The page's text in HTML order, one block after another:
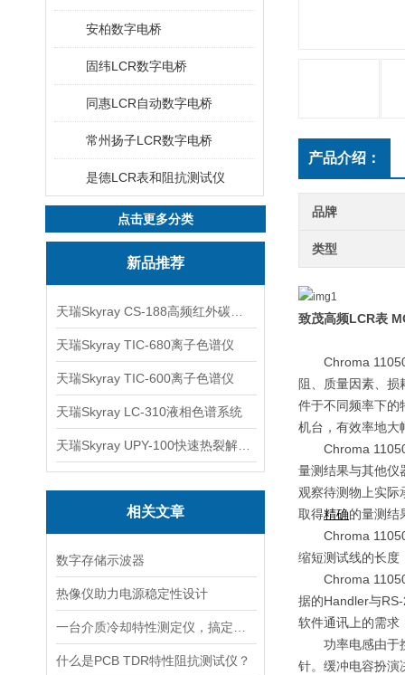
安柏数字电桥
固纬LCR数字电桥
同惠LCR自动数字电桥
常州扬子LCR数字电桥
是德LCR表和阻抗测试仪
点击更多分类
新品推荐
天瑞Skyray TIC-680离子色谱仪
天瑞Skyray TIC-600离子色谱仪
天瑞Skyray LC-310液相色谱系统
相关文章
数字存储示波器
热像仪助力电源稳定性设计
什么是PCB TDR特性阻抗测试仪？
产品介绍：
品牌
类型
致茂高频LCR表
Chroma
阻、质量因素、
件于不同频率下的
机台，有效率地大
Chroma
量测结果与其他仪
观察待测物上实际
取得精确的量测结
Chroma
缩短测试线的长度
Chroma
据的Handler与
软件通讯上的需求
功率电感由于
针。缓冲电容扮演